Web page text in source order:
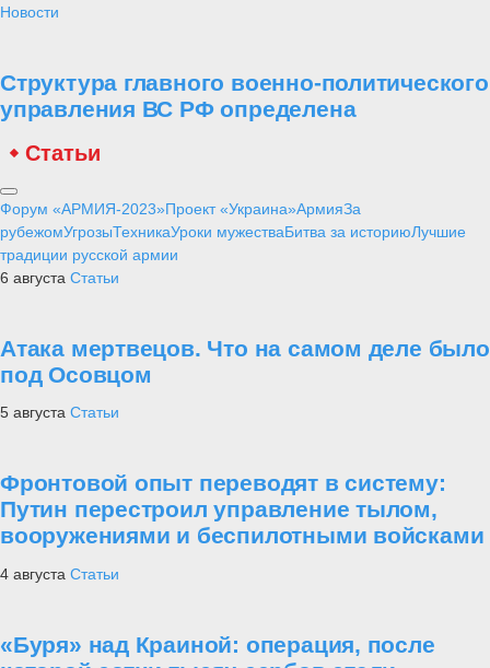
Новости
Структура главного военно-политического
управления ВС РФ определена
Статьи
Форум «АРМИЯ-2023»Проект «Украина»АрмияЗа
рубежомУгрозыТехникаУроки мужестваБитва за историюЛучшие
традиции русской армии
6 августа Статьи
Атака мертвецов. Что на самом деле было
под Осовцом
5 августа Статьи
Фронтовой опыт переводят в систему:
Путин перестроил управление тылом,
вооружениями и беспилотными войсками
4 августа Статьи
«Буря» над Краиной: операция, после